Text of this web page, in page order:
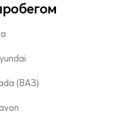
(ВАЗ)